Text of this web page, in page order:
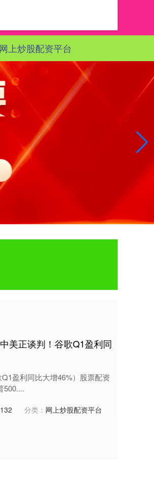
网上炒股配资平台
美正谈判！谷歌Q1盈利同
盈利同比大增46%）股票配资
500....
132 分类： 网上炒股配资平台